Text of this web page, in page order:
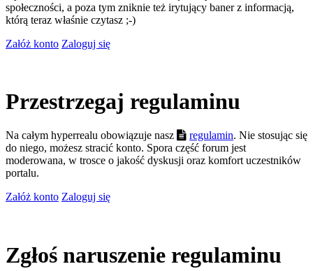
społeczności, a poza tym zniknie też irytujący baner z informacją,
którą teraz właśnie czytasz ;-)
Załóż konto Zaloguj się
Przestrzegaj regulaminu
Na całym hyperrealu obowiązuje nasz regulamin. Nie stosując się
do niego, możesz stracić konto. Spora część forum jest
moderowana, w trosce o jakość dyskusji oraz komfort uczestników
portalu.
Załóż konto Zaloguj się
Zgłoś naruszenie regulaminu